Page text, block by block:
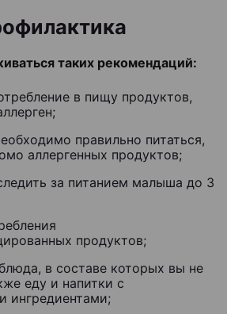
таких рекомендаций:
в пищу продуктов,
правильно питаться,
аллергенных продуктов;
за питанием малыша до 3
продуктов;
в составе которых вы не
еду и напитки с
ингредиентами;